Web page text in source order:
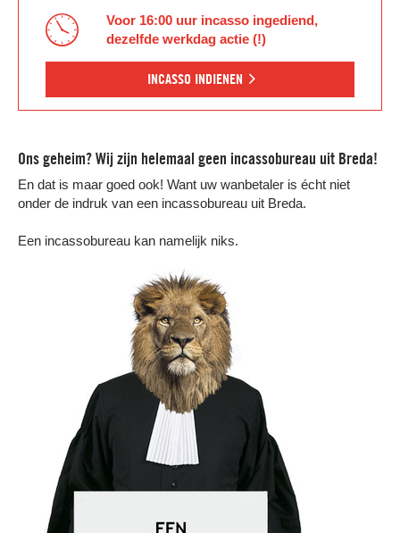
Voor 16:00 uur incasso ingediend,
dezelfde werkdag actie (!)
INCASSO INDIENEN
Ons geheim? Wij zijn helemaal geen incassobureau uit Breda!
En dat is maar goed ook! Want uw wanbetaler is écht niet
onder de indruk van een incassobureau uit Breda.
Een incassobureau kan namelijk niks.